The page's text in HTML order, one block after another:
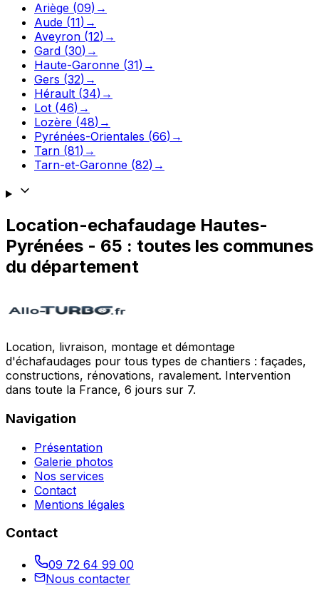
Ariège (09) →
Aude (11) →
Aveyron (12) →
Gard (30) →
Haute-Garonne (31) →
Gers (32) →
Hérault (34) →
Lot (46) →
Lozère (48) →
Pyrénées-Orientales (66) →
Tarn (81) →
Tarn-et-Garonne (82) →
Location-echafaudage Hautes-
Pyrénées - 65 : toutes les communes
du département
Location, livraison, montage et démontage
d'échafaudages pour tous types de chantiers : façades,
constructions, rénovations, ravalement. Intervention
dans toute la France, 6 jours sur 7.
Navigation
Présentation
Galerie photos
Nos services
Contact
Mentions légales
Contact
09 72 64 99 00
Nous contacter